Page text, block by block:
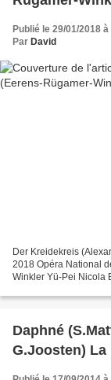
Publié le 29/01/2018
Par David
Der Kreidekreis
2018 Opéra National
Winkler Yü-Pei Nicola
Daphné
G.Joosten) La